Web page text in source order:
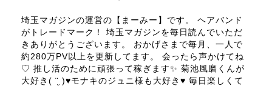
埼玉マガジンの運営の【まーみー】です。 ヘアバンド
がトレードマーク！ 埼玉マガジンを毎日読んでいただ
きありがとうございます。 おかげさまで毎月、一人で
約280万PV以上を更新してます。 会ったら声かけてね
♡ 推し活のために頑張って稼ぎます✨ 菊池風磨くんが
大好き( ¨̮ )♥モナキのジュニ様も大好き♥ 毎日楽しくて